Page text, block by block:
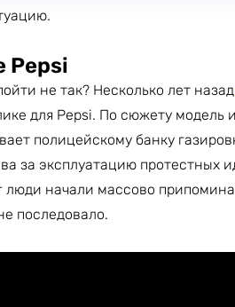
Pepsi
не так? Несколько лет назад
для Pepsi. По сюжету модель
полицейскому банку
за эксплуатацию протестных
начали массово
последовало.